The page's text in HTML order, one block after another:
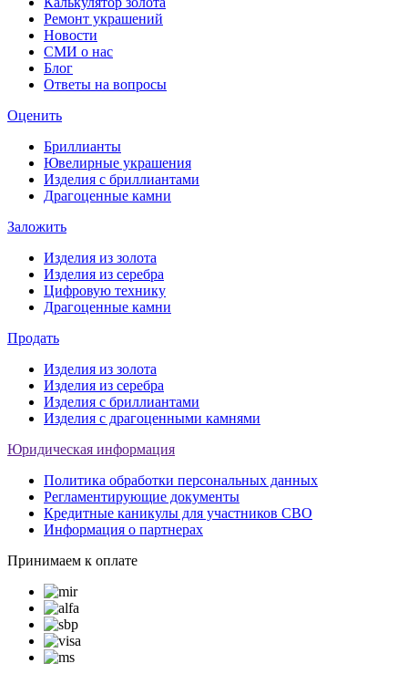
Ремонт украшений
Новости
СМИ о нас
Блог
Ответы на вопросы
Оценить
Бриллианты
Ювелирные украшения
Изделия с бриллиантами
Драгоценные камни
Заложить
Изделия из золота
Изделия из серебра
Цифровую технику
Драгоценные камни
Продать
Изделия из золота
Изделия из серебра
Изделия с бриллиантами
Изделия с драгоценными камнями
Юридическая информация
Политика обработки персональных данных
Регламентирующие документы
Кредитные каникулы для участников СВО
Информация о партнерах
Принимаем к оплате